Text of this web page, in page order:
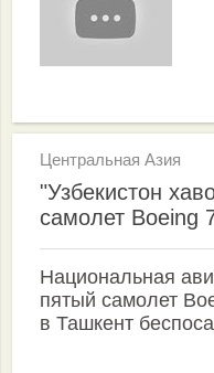
Центральная Азия
"Узбекистон
самолет Boeing
Национальная
пятый самолет
в Ташкент